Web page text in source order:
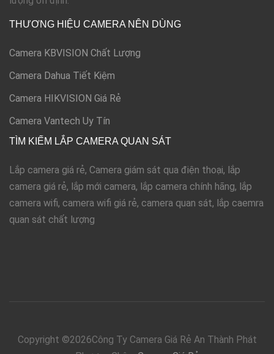
THƯƠNG HIỆU CAMERA NÊN DÙNG
Camera KBVISION Chất Lượng
Camera Dahua Tiết Kiệm
Camera HIKVISION Giá Rẻ
Camera Vantech Uy Tín
TÌM KIẾM LẮP CAMERA QUAN SÁT
Lắp camera giá rẻ, Camera giám sát qua điện thoại, lắp
camera giá rẻ, lắp mới camera, lắp camera chính hãng, lắp
camera wifi, camera wifi giá rẻ, camera quan sát, lắp caemra
quan sát chất lượng
Copyright ©2026Công Ty Camera Giá Rẻ An Thành Phát